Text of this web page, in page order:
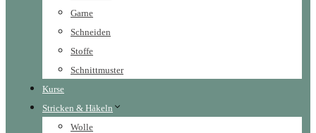
Garne
Schneiden
Stoffe
Schnittmuster
Kurse
Stricken & Häkeln
Wolle